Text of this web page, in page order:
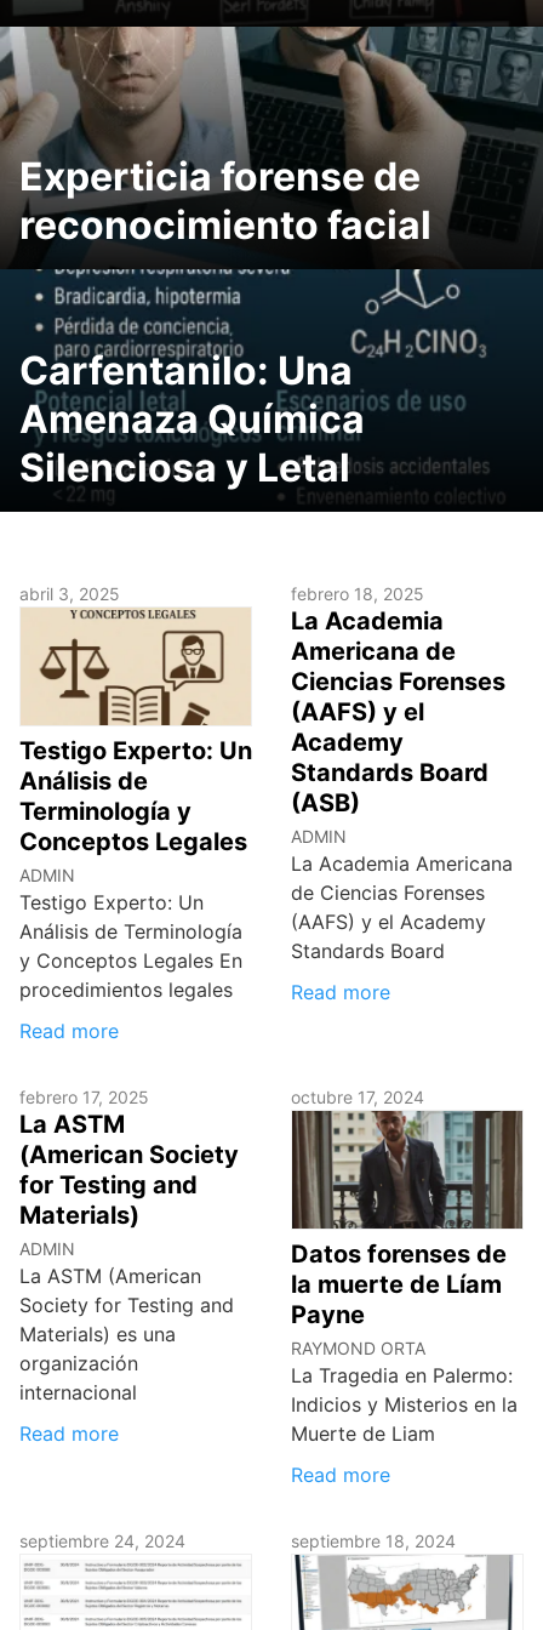
Experticia forense de
reconocimiento facial
Carfentanilo: Una
Amenaza Química
Silenciosa y Letal
abril 3, 2025
Testigo Experto: Un
Análisis de
Terminología y
Conceptos Legales
ADMIN
Testigo Experto: Un
Análisis de Terminología
y Conceptos Legales En
procedimientos legales
Read more
febrero 18, 2025
La Academia
Americana de
Ciencias Forenses
(AAFS) y el
Academy
Standards Board
(ASB)
ADMIN
La Academia Americana
de Ciencias Forenses
(AAFS) y el Academy
Standards Board
Read more
febrero 17, 2025
La ASTM
(American Society
for Testing and
Materials)
ADMIN
La ASTM (American
Society for Testing and
Materials) es una
organización
internacional
Read more
octubre 17, 2024
Datos forenses de
la muerte de Líam
Payne
RAYMOND ORTA
La Tragedia en Palermo:
Indicios y Misterios en la
Muerte de Liam
Read more
septiembre 24, 2024 septiembre 18, 2024